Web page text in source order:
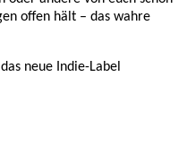
offen hält – das wahre
neue Indie-Label